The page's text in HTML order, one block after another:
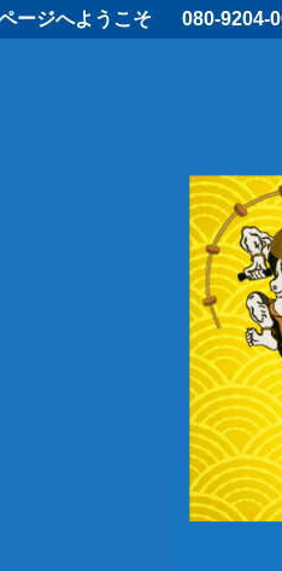
ージへようこそ 080-9204-